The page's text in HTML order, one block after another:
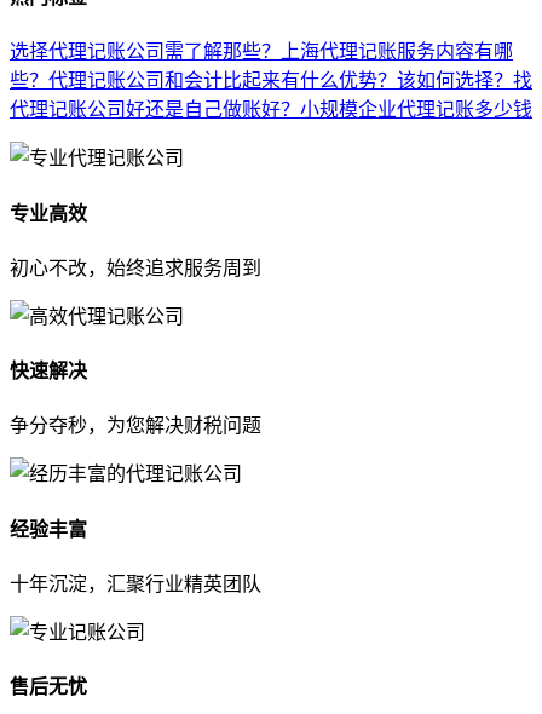
选择代理记账公司需了解那些？
上海代理记账服务内容有哪
些？ 代理记账公司和会计比起来有什么优势？该如何选择？ 找
代理记账公司好还是自己做账好？ 小规模企业代理记账多少钱
专业高效
初心不改，始终追求服务周到
快速解决
争分夺秒，为您解决财税问题
经验丰富
十年沉淀，汇聚行业精英团队
售后无忧